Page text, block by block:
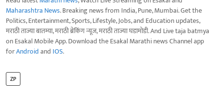
Maharashtra News. Breaking news from India, Pune, Mumbai. Get the
Politics, Entertainment, Sports, Lifestyle, Jobs, and Education updates,
मराठी ताज्या बातम्या, मराठी ब्रेकिंग न्यूज, मराठी ताज्या घडामोडी. And Live taja batmya
on Esakal Mobile App. Download the Esakal Marathi news Channel app
forAndroidand IOS.
ZP